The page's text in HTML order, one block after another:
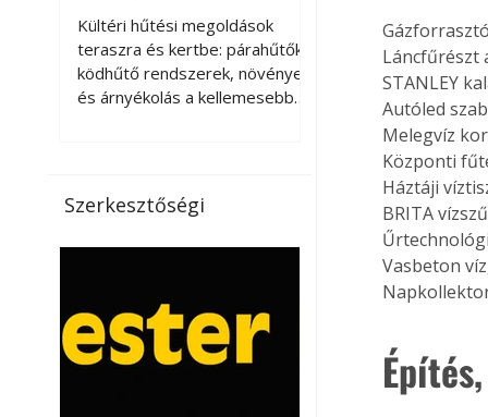
kellemesebbé a
teraszt és a kertet?
Kültéri hűtési megoldások
teraszra és kertbe: párahűtők,
ködhűtő rendszerek, növények
és árnyékolás a kellemesebb
jelentőséget kapott, ahogy a
nyári hőhullámok gyakoribbá és
a megoldást a meleg ellen, ma
már egyre többen keresnek
olyan kültéri hűtési
Szerkesztőségi
Láncfűrészt
STANLEY
Autóled
Melegvíz
Központi
Háztáji
BRITA
Vasbeton